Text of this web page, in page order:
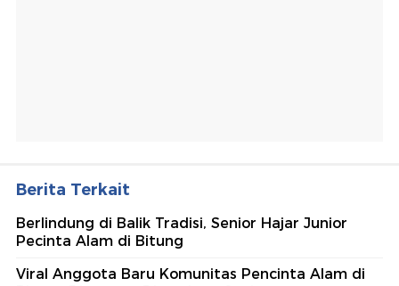
Berita Terkait
Berlindung di Balik Tradisi, Senior Hajar Junior
Pecinta Alam di Bitung
Viral Anggota Baru Komunitas Pencinta Alam di